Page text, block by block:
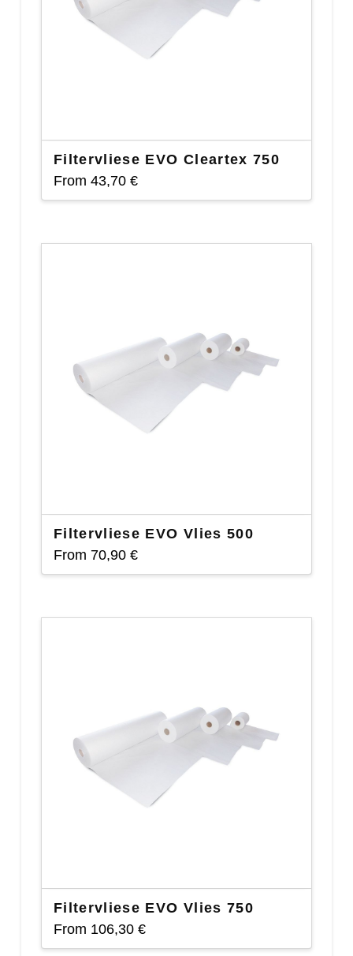
Filtervliese EVO Cleartex 750
From 43,70 €
Filtervliese EVO Vlies 500
From 70,90 €
Filtervliese EVO Vlies 750
From 106,30 €